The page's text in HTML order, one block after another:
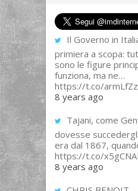
Il Governo in
primiera a scopa:
sono le figure
funziona, ma ne…
https://t.co/
8 years ago
Tajani, come
dovesse
era dal 1867,
https://t.co/
8 years ago